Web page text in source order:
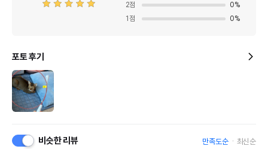
2점 0%
1 점 0%
포토 후기
비슷한 리뷰 만족도순 최신순